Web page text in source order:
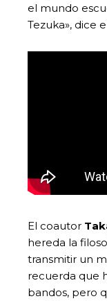
el mundo
Tezuka», dice
El coautor
hereda la
transmitir un
recuerda que
bandos, pero